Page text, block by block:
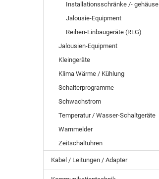
Installationsschränke /- gehäuse
Jalousie-Equipment
Reihen-Einbaugeräte (REG)
Jalousien-Equipment
Kleingeräte
Klima Wärme / Kühlung
Schalterprogramme
Schwachstrom
Temperatur / Wasser-Schaltgeräte
Warnmelder
Zeitschaltuhren
Kabel / Leitungen / Adapter